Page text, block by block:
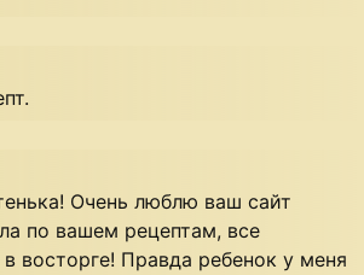
Очень люблю ваш сайт
по вашем рецептам, все
восторге! Правда ребенок у меня